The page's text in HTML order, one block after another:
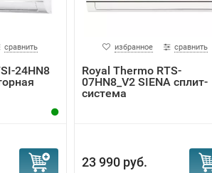
сравнить
24HN8
избранное сравнить
Royal Thermo RTS-
07HN8_V2 SIENA сплит-
система
23 990 руб.